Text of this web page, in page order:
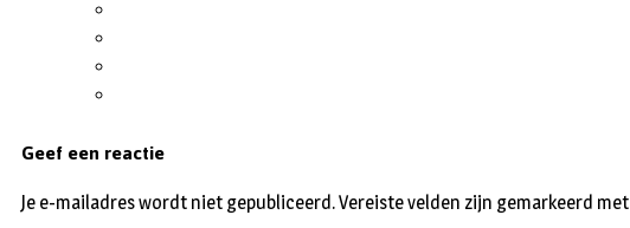
Geef een reactie
Je e-mailadres wordt niet gepubliceerd.Vereiste velden zijn gemarkeerd met